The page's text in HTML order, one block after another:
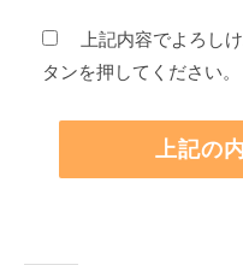
上記内容でよろし
タンを押してください。